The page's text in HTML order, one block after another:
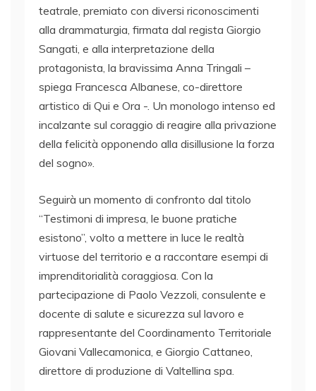
teatrale, premiato con diversi riconoscimenti
alla drammaturgia, firmata dal regista Giorgio
Sangati, e alla interpretazione della
protagonista, la bravissima Anna Tringali –
spiega Francesca Albanese, co-direttore
artistico di Qui e Ora -. Un monologo intenso ed
incalzante sul coraggio di reagire alla privazione
della felicità opponendo alla disillusione la forza
del sogno».
Seguirà un momento di confronto dal titolo
“Testimoni di impresa, le buone pratiche
esistono”, volto a mettere in luce le realtà
virtuose del territorio e a raccontare esempi di
imprenditorialità coraggiosa. Con la
partecipazione di Paolo Vezzoli, consulente e
docente di salute e sicurezza sul lavoro e
rappresentante del Coordinamento Territoriale
Giovani Vallecamonica, e Giorgio Cattaneo,
direttore di produzione di Valtellina spa.